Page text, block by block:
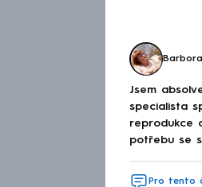
Jsem
specialista
reprodukce
potřebu se
Pro tento